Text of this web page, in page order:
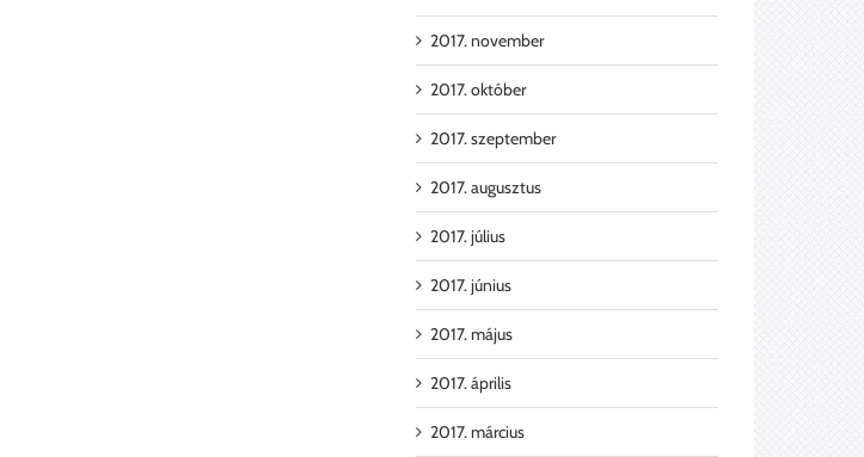
2017. november
2017. október
2017. szeptember
2017. augusztus
2017. július
2017. június
2017. május
2017. április
2017. március